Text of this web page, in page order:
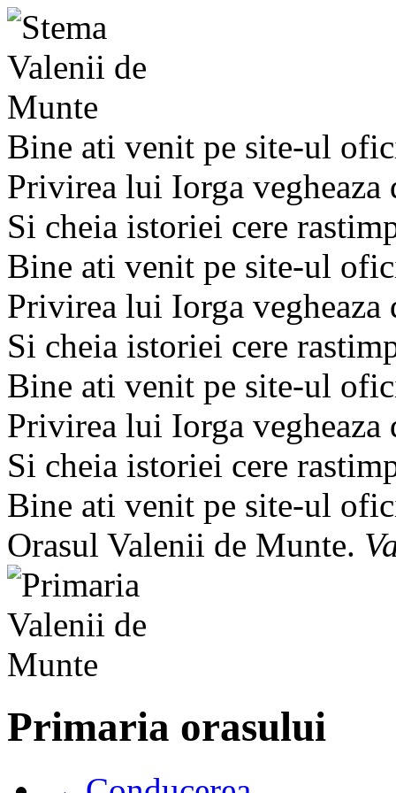
Bine ati venit pe site-ul
Privirea lui Iorga
Si cheia istoriei cere
Bine ati venit pe site-ul
Privirea lui Iorga
Si cheia istoriei cere
Bine ati venit pe site-ul
Privirea lui Iorga
Si cheia istoriei cere
Bine ati venit pe site-ul
Orasul Valenii de Munte.
Primaria orasului